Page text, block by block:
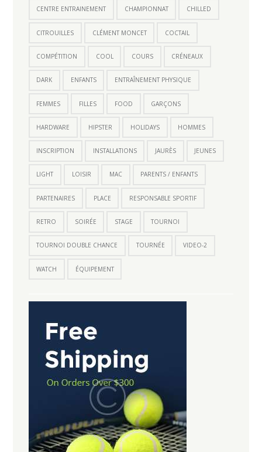
CENTRE ENTRAINEMENT CHAMPIONNAT CHILLED
CITROUILLES CLÉMENT MONCET COCTAIL
COMPÉTITION COOL COURS CRÉNEAUX
DARK ENFANTS ENTRAÎNEMENT PHYSIQUE
FEMMES FILLES FOOD GARÇONS
HARDWARE HIPSTER HOLIDAYS HOMMES
INSCRIPTION INSTALLATIONS JAURÈS JEUNES
LIGHT LOISIR MAC PARENTS / ENFANTS
PARTENAIRES PLACE RESPONSABLE SPORTIF
RETRO SOIRÉE STAGE TOURNOI
TOURNOI DOUBLE CHANCE TOURNÉE VIDEO-2
WATCH ÉQUIPEMENT